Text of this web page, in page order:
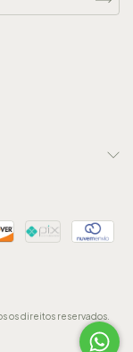
os direitos reservados.